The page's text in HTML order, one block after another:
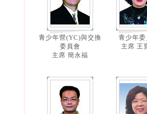
青少年營(YC)與交換
委員會
主席 簡永福
青少年
主席 王